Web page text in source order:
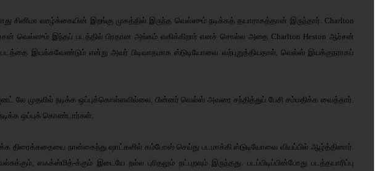
வாழ்க்கையின் இறங்கு முகத்தில் இருந்த வெல்ஸும் நடிக்கத் தயாராகத்தான் இருந்தார். Charlton
ஆர்சன் வெல்ஸும் இந்தப் படத்தில் பிரதான அங்கம் வகிக்கிறார் எனச் சொல்ல அதை Charlton Heston ஆர்சன்
இயக்கவேண்டும் என்று அவர் பிடிவாதமாக ஸ்டுடியோவை வற்புறுத்தியதால், வெல்ஸ் இயக்குநராகப்
முதலில் நடிக்க ஒப்புக்கொள்ளவில்லை. பின்னர் வெல்ஸ் அவரை சந்தித்துப் பேசி சம்மதிக்க வைத்தார்.
ஒப்புக் கொண்டார்கள்.
திரைக்கதையை நான்கைந்து ஷாட்களில் கம்போஸ் செய்து படமாக்கி ஸ்டுடியோவை வியப்பில் ஆழ்த்தினார்.
ஸஃக்ஸ்மித்-க்கும் இடையே நல்ல புரிதலும் நட்புறவும் இருந்தது. படப்பிடிப்பின்போது படத்தயாரிப்பு